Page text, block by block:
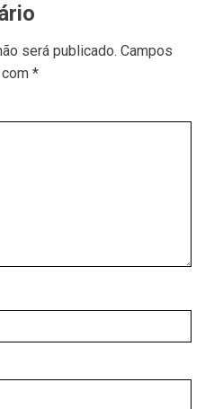
será publicado. Campos
*